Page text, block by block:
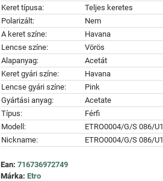
Keret típusa:
Teljes keretes
Polarizált:
Nem
A keret színe:
Havana
Lencse színe:
Vörös
Alapanyag:
Acetát
Keret gyári színe:
Havana
Lencse gyári színe:
Pink
Gyártási anyag:
Acetate
Típus:
Férfi
Modell:
ETRO0004/G/S 086/U1
Nickname:
ETRO0004/G/S 086/U1
Ean: 716736972749
Márka: Etro